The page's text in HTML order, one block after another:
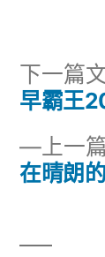
文
章
導
覽
上一
在晴朗
下一篇
早霸王